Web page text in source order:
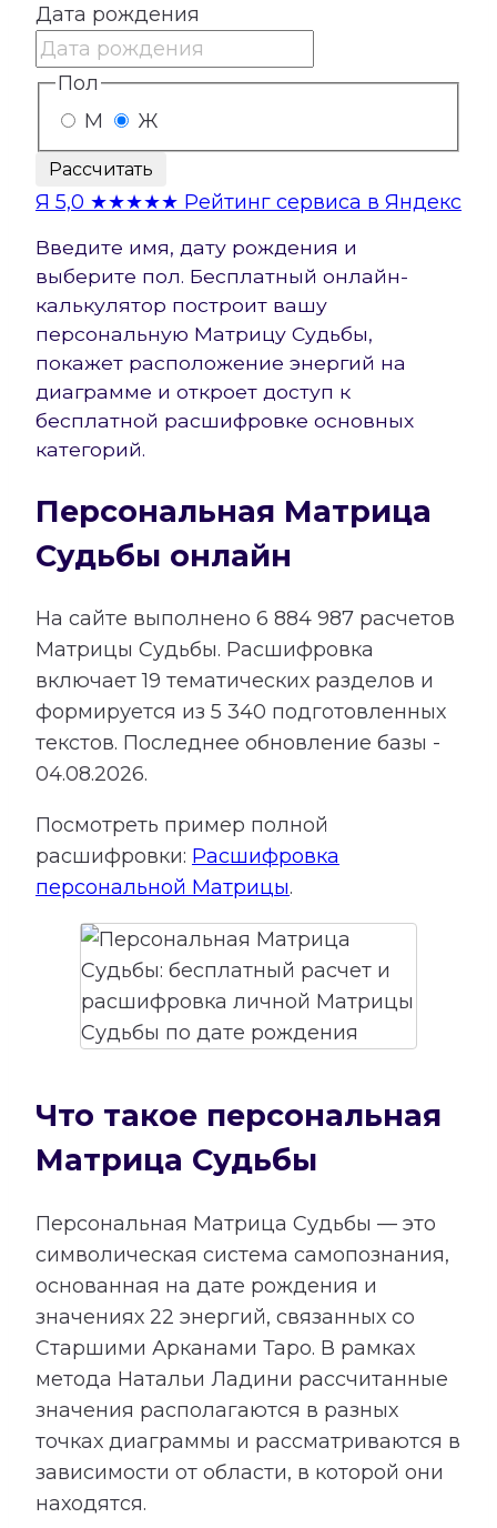
Дата рождения
Пол
М
Ж
Рассчитать
Я 5,0 ★★★★★ Рейтинг сервиса в Яндекс
Введите имя, дату рождения и
выберите пол. Бесплатный онлайн-
калькулятор построит вашу
персональную Матрицу Судьбы,
покажет расположение энергий на
диаграмме и откроет доступ к
бесплатной расшифровке основных
категорий.
Персональная Матрица
Судьбы онлайн
На сайте выполнено 6 884 987 расчетов
Матрицы Судьбы. Расшифровка
включает19 тематических разделов и
формируется из 5 340 подготовленных
текстов. Последнее обновление базы -
04.08.2026.
Посмотреть пример полной
расшифровки: Расшифровка
персональной Матрицы.
Что такое персональная
Матрица Судьбы
Персональная Матрица Судьбы — это
символическая система самопознания,
основанная на дате рождения и
значениях 22 энергий, связанных со
Старшими Арканами Таро. В рамках
метода Натальи Ладини рассчитанные
значения располагаются в разных
точках диаграммы и рассматриваются в
зависимости от области, в которой они
находятся.